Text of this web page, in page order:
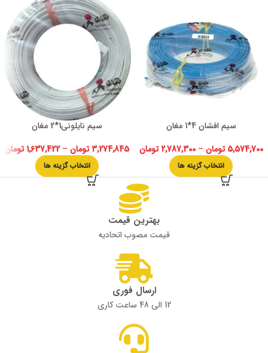
سیم افشان 4*1 مغان
5,574,700 تومان –
2,787,300 تومان
انتخاب گزینه ها
سیم نایلونی1*2 مغان
3,274,845تومان –
1,637,422 تومان
انتخاب گزینه ها
بهترین قیمت
قیمت مصوب اتحادیه
ارسال فوری
12 الی 48 ساعت کاری